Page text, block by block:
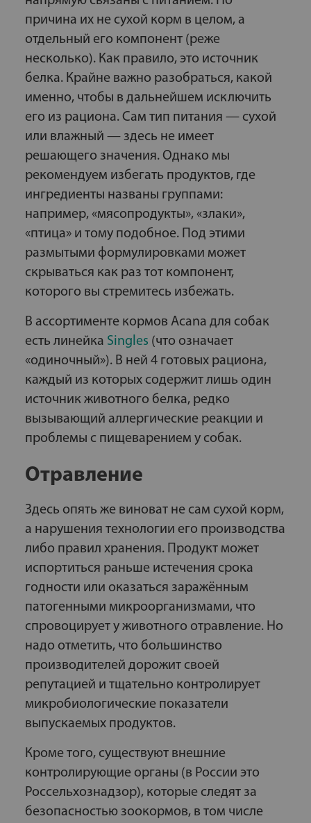
причина их не сухой корм в целом, а
отдельный его компонент (реже
несколько). Как правило, это источник
белка. Крайне важно разобраться, какой
именно, чтобы в дальнейшем исключить
его из рациона. Сам тип питания — сухой
или влажный — здесь не имеет
решающего значения. Однако мы
рекомендуем избегать продуктов, где
ингредиенты названы группами:
например, «мясопродукты», «злаки»,
«птица» и тому подобное. Под этими
размытыми формулировками может
скрываться как раз тот компонент,
которого вы стремитесь избежать.
В ассортименте кормов Acana для собак
есть линейка Singles (что означает
«одиночный»). В ней 4 готовых рациона,
каждый из которых содержит лишь один
источник животного белка, редко
вызывающий аллергические реакции и
проблемы с пищеварением у собак.
Отравление
Здесь опять же виноват не сам сухой корм,
а нарушения технологии его производства
либо правил хранения. Продукт может
испортиться раньше истечения срока
годности или оказаться заражённым
патогенными микроорганизмами, что
спровоцирует у животного отравление. Но
надо отметить, что большинство
производителей дорожит своей
репутацией и тщательно контролирует
микробиологические показатели
выпускаемых продуктов.
Кроме того, существуют внешние
контролирующие органы (в России это
Россельхознадзор), которые следят за
безопасностью зоокормов, в том числе